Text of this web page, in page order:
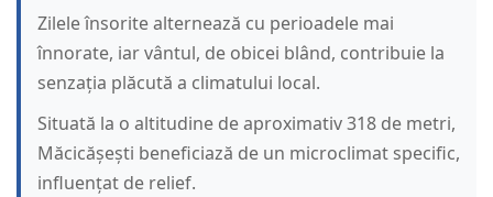
Zilele însorite alternează cu perioadele mai
înnorate, iar vântul, de obicei blând, contribuie la
senzația plăcută a climatului local.
Situată la o altitudine de aproximativ 318 de metri,
Măcicășești beneficiază de un microclimat specific,
influențat de relief.